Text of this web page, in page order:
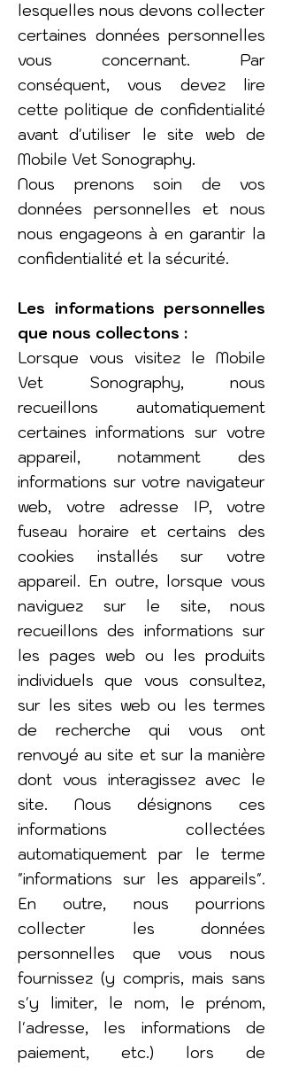
lesquelles nous devons collecter
certaines données personnelles
vous concernant. Par
conséquent, vous devez lire
cette politique de confidentialité
avant d'utiliser le site web de
Mobile Vet Sonography.
Nous prenons soin de vos
données personnelles et nous
nous engageons à en garantir la
confidentialité et la sécurité.
Les informations personnelles
que nous collectons :
Lorsque vous visitez le Mobile
Vet Sonography, nous
recueillons automatiquement
certaines informations sur votre
appareil, notamment des
informations sur votre navigateur
web, votre adresse IP, votre
fuseau horaire et certains des
cookies installés sur votre
appareil. En outre, lorsque vous
naviguez sur le site, nous
recueillons des informations sur
les pages web ou les produits
individuels que vous consultez,
sur les sites web ou les termes
de recherche qui vous ont
renvoyé au site et sur la manière
dont vous interagissez avec le
site. Nous désignons ces
informations collectées
automatiquement par le terme
"informations sur les appareils".
En outre, nous pourrions
collecter les données
personnelles que vous nous
fournissez (y compris, mais sans
s'y limiter, le nom, le prénom,
l'adresse, les informations de
paiement, etc.) lors de